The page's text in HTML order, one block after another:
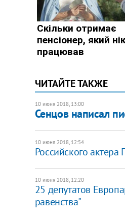
ЧИТАЙТЕ ТАКЖЕ
10 июня 2018, 13:00
Сенцов написал
10 июня 2018, 12:54
​Российского
10 июня 2018, 12:20
25 депутатов
равенства"